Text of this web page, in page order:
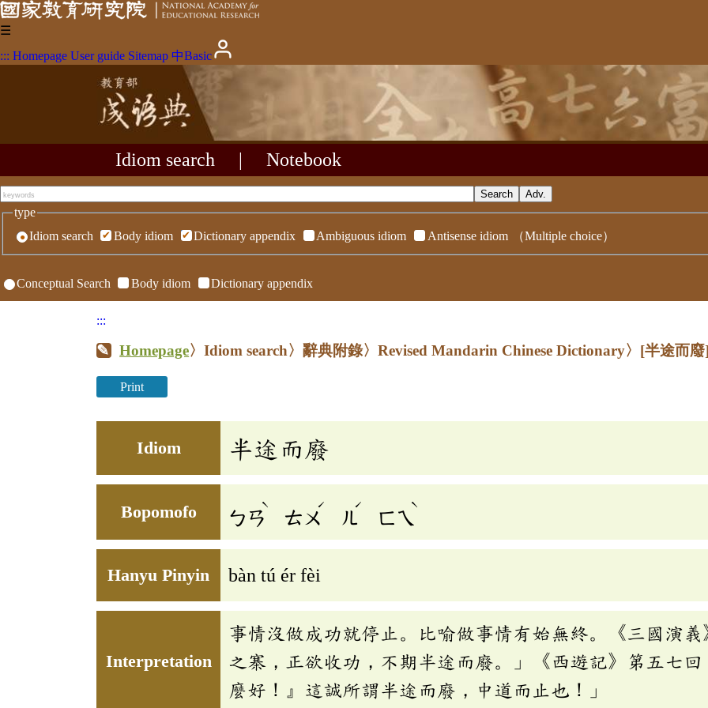
☰
::: Homepage User guide Sitemap 中Basic
Idiom search Notebook
type
Idiom search
Body idiom Dictionary appendix Ambiguous idiom Antisense idiom （Multiple choice）
Conceptual Search Body idiom Dictionary appendix
:::
Homepage〉Idiom search〉辭典附錄〉Revised Mandarin Chinese Dictionary〉 [半途而
Print
Idiom 半途而廢
Bopomofo ㄅㄢ
ˋ
ㄊㄨ
ˊ
ㄦ
ˊ
ㄈㄟ
ˋ
Hanyu Pinyin bàn tú ér fèi
Interpretation
事情沒做成功就停止。比喻做事情有始無終。《三國演
之寨，正欲收功，不期半途而廢。」《西遊記》第五七
麼好！』這誠所謂半途而廢，中道而止也！」